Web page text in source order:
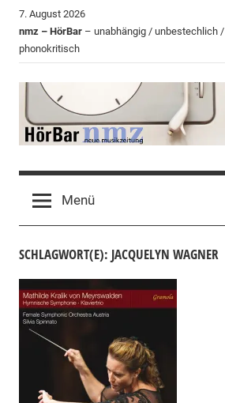
Zum
Inhalt
springen
7. August 2026
nmz – HörBar – unabhängig / unbestechlich /
phonokritisch
HörBar
der
nmz
Menü
SCHLAGWORT(E): JACQUELYN WAGNER